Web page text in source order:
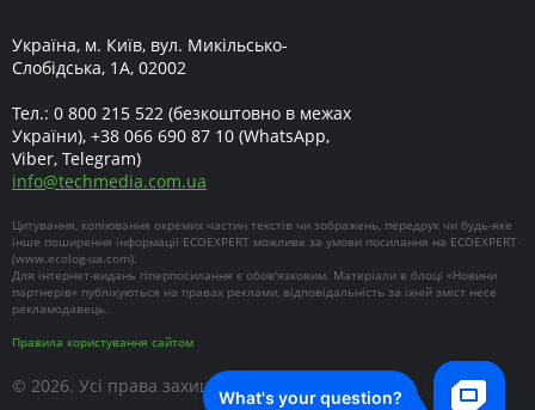
Україна, м. Київ, вул. Микільсько-
Слобідська, 1А, 02002
Тел.: 0 800 215 522 (безкоштовно в межах
України), +38 066 690 87 10 (WhatsApp,
Viber, Telegram)
info@techmedia.com.ua
Цитування, копіювання окремих частин текстів чи зображень, передрук чи будь-яке
інше поширення інформації ECOEXPERT можливе за умови посилання на ECOEXPERT
(www.ecolog-ua.com).
Для інтернет-видань гіперпосилання є обов'язковим. Матеріали в блоці «Новини
партнерів» публікуються на правах реклами, відповідальність за їхній зміст несе
рекламодавець.
Правила користування сайтом
© 2026. Усі права захищені